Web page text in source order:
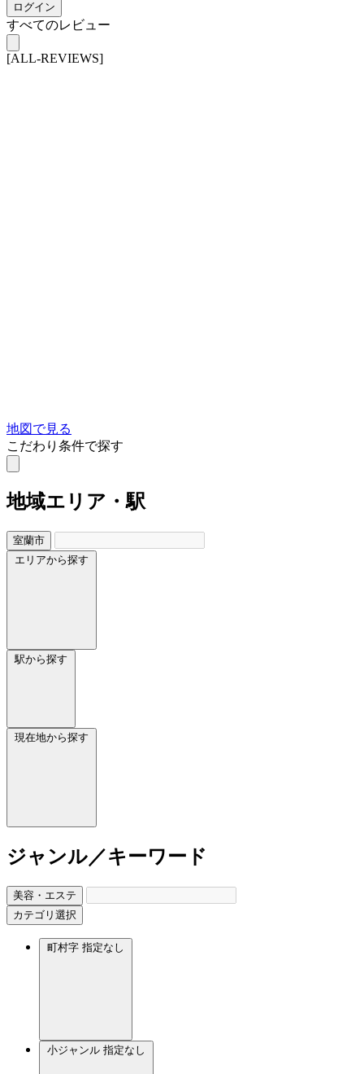
ログイン
すべてのレビュー
[ALL-REVIEWS]
地図で見る
こだわり条件で探す
地域エリア・駅
室蘭市
エリアから探す
駅から探す
現在地から探す
ジャンル／キーワード
美容・エステ
カテゴリ選択
町村字 指定なし
小ジャンル 指定なし